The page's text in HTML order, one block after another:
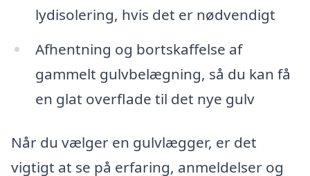
lydisolering, hvis det er nødvendigt
Afhentning og bortskaffelse af
gammelt gulvbelægning, så du kan få
en glat overflade til det nye gulv
Når du vælger en gulvlægger, er det
vigtigt at se på erfaring, anmeldelser og